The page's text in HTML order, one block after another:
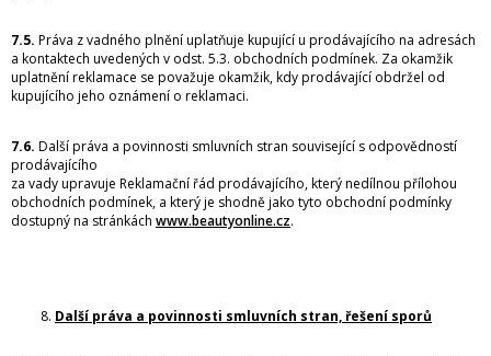
7.5. Práva z vadného plnění uplatňuje kupující u prodávajícího na adresách
a kontaktech uvedených v odst. 5.3. obchodních podmínek. Za okamžik
uplatnění reklamace se považuje okamžik, kdy prodávající obdržel od
kupujícího jeho oznámení o reklamaci.
7.6. Další práva a povinnosti smluvních stran související s odpovědností
prodávajícího
za vady upravuje Reklamační řád prodávajícího, který nedílnou přílohou
obchodních podmínek, a který je shodně jako tyto obchodní podmínky
dostupný na stránkách www.beautyonline.cz.
Další práva a povinnosti smluvních stran, řešení sporů